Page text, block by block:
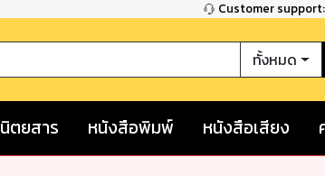
Customer
ทั้งหมด
นิตยสาร หนังสือพิมพ์ หนังสือเสียง